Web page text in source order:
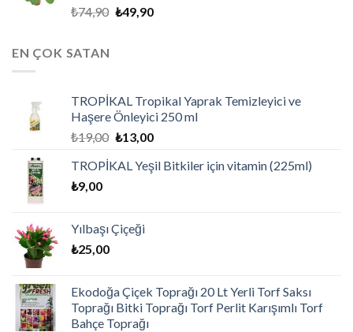
₺74,90 ₺49,90
EN ÇOK SATAN
TROPİKAL Tropikal Yaprak Temizleyici ve
Haşere Önleyici 250 ml
₺19,00 ₺13,00
TROPİKAL Yeşil Bitkiler için vitamin (225ml)
₺9,00
Yılbaşı Çiçeği
₺25,00
Ekodoğa Çiçek Toprağı 20 Lt Yerli Torf Saksı
Toprağı Bitki Toprağı Torf Perlit Karışımlı Torf
Bahçe Toprağı